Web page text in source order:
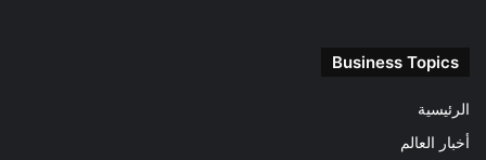
Business Topics
الرئيسية
أخبار العالم